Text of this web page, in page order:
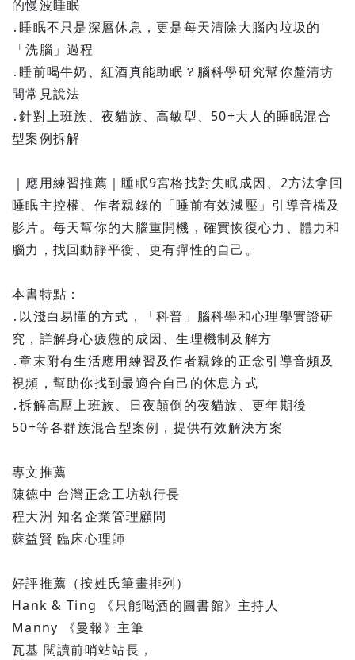
的慢波睡眠
․睡眠不只是深層休息，更是每天清除大腦內垃圾的
「洗腦」過程
․睡前喝牛奶、紅酒真能助眠？腦科學研究幫你釐清坊
間常見說法
․針對上班族、夜貓族、高敏型、50+大人的睡眠混合
型案例拆解
｜應用練習推薦｜睡眠9宮格找對失眠成因、2方法拿回
睡眠主控權、作者親錄的「睡前有效減壓」引導音檔及
影片。每天幫你的大腦重開機，確實恢復心力、體力和
腦力，找回動靜平衡、更有彈性的自己。
本書特點：
․以淺白易懂的方式，「科普」腦科學和心理學實證研
究，詳解身心疲憊的成因、生理機制及解方
․章末附有生活應用練習及作者親錄的正念引導音頻及
視頻，幫助你找到最適合自己的休息方式
․拆解高壓上班族、日夜顛倒的夜貓族、更年期後
50+等各群族混合型案例，提供有效解決方案
專文推薦
陳德中 台灣正念工坊執行長
程大洲 知名企業管理顧問
蘇益賢 臨床心理師
好評推薦（按姓氏筆畫排列）
Hank & Ting 《只能喝酒的圖書館》主持人
Manny 《曼報》主筆
瓦基 閱讀前哨站站長，